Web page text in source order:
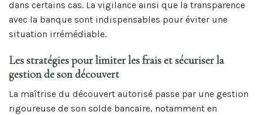
dans certains cas. La vigilance ainsi que la transparence
avec la banque sont indispensables pour éviter une
situation irrémédiable.
Les stratégies pour limiter les frais et sécuriser la
gestion de son découvert
La maîtrise du découvert autorisé passe par une gestion
rigoureuse de son solde bancaire, notamment en